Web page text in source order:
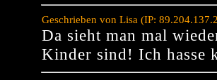
Geschrieben von Lisa (IP:
Da sieht man mal
Kinder sind! Ich hasse